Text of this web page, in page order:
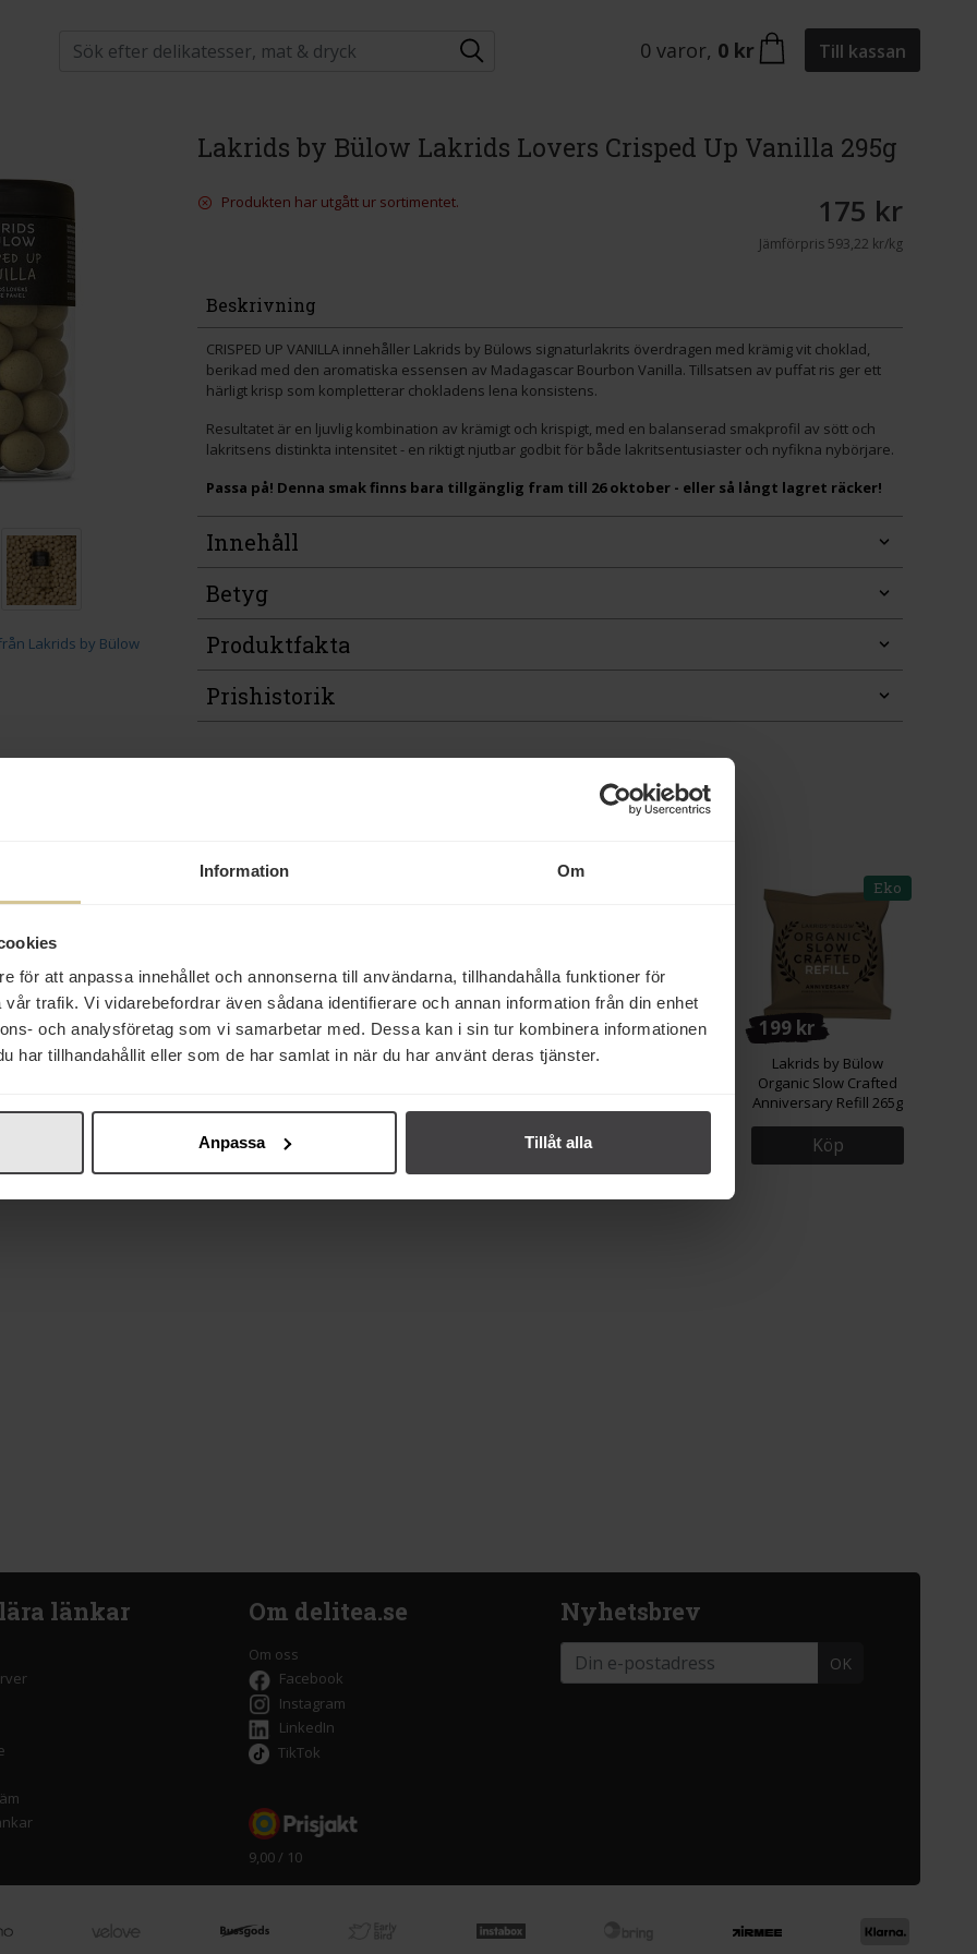
Information Om
för att anpassa innehållet och annonserna till användarna, tillhandahålla funktioner för
trafik. Vi vidarebefordrar även sådana identifierare och annan information från din enhet
och analysföretag som vi samarbetar med. Dessa kan i sin tur kombinera informationen
har tillhandahållit eller som de har samlat in när du har använt deras tjänster.
Anpassa Tillåt alla
0 varor, 0 kr Till kassan
Lakrids by Bülow Lakrids Lovers Crisped Up Vanilla 295g
Produkten har utgått ur sortimentet. 175 kr
Jämförpris593,22 kr/kg
Beskrivning
CRISPED UP VANILLA innehåller Lakrids by Bülows signaturlakrits överdragen med krämig vit choklad,
berikad med den aromatiska essensen av Madagascar Bourbon Vanilla. Tillsatsen av puffat ris ger ett
härligt krisp som kompletterar chokladens lena konsistens.
Resultatet är en ljuvlig kombination av krämigt och krispigt, med en balanserad smakprofil av sött och
lakritsens distinkta intensitet - en riktigt njutbar godbit för både lakritsentusiaster och nyfikna nybörjare.
Passa på! Denna smak finns bara tillgänglig fram till 26 oktober - eller så långt lagret räcker!
Innehåll
Betyg
Produktfakta
Prishistorik
84 kr
Lakrids by Bülow
175 kr
Lakrids by Bülow
Köp
37 kr
Lakrids by Bülow
141 kr
Lakrids by Bülow
199 kr
Eko
Lakrids by Bülow
Organic Slow Crafted
Anniversary Refill 265g
Köp
länkar Om delitea.se
Om oss
Facebook
Instagram
LinkedIn
TikTok
9,00 / 10
Nyhetsbrev
OK